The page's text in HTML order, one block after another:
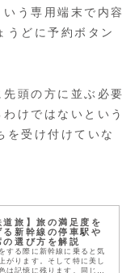
う専用端末で内容
うどに予約ボタン
頭の方に並ぶ必要
けではないという
を受け付けていな
道旅】旅の満足度を
る新幹線の停車駅や
の選び方を解説
する際に新幹線に乗ると気
がります。そして特に美し
は記憶に残ります。同じ料